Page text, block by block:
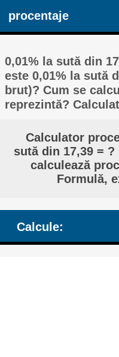
procentaje
0,01% la sută din
este 0,01% la sută
brut)? Cum se
reprezintă?
Calculator
sută din 17,39 =
calculează
Formulă,
Calcule: